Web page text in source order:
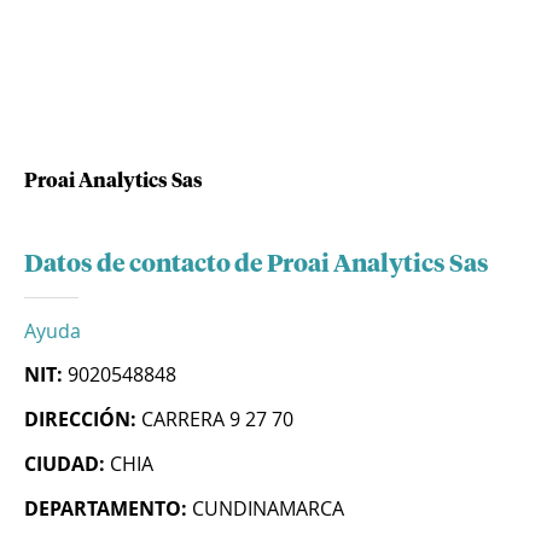
Proai Analytics Sas
Datos de contacto de Proai Analytics Sas
Ayuda
NIT: 9020548848
DIRECCIÓN: CARRERA 9 27 70
CIUDAD: CHIA
DEPARTAMENTO: CUNDINAMARCA